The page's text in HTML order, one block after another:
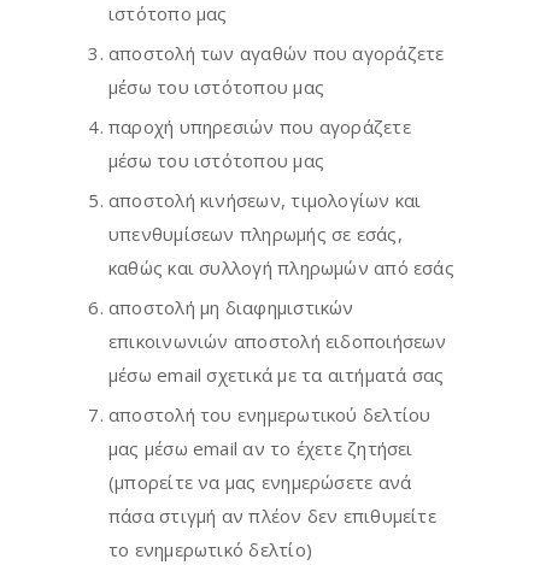
ιστότοπο μας
αποστολή των αγαθών που αγοράζετε
μέσω του ιστότοπου μας
παροχή υπηρεσιών που αγοράζετε
μέσω του ιστότοπου μας
αποστολή κινήσεων, τιμολογίων και
υπενθυμίσεων πληρωμής σε εσάς,
καθώς και συλλογή πληρωμών από εσάς
αποστολή μη διαφημιστικών
επικοινωνιών αποστολή ειδοποιήσεων
μέσω email σχετικά με τα αιτήματά σας
αποστολή του ενημερωτικού δελτίου
μας μέσω email αν το έχετε ζητήσει
(μπορείτε να μας ενημερώσετε ανά
πάσα στιγμή αν πλέον δεν επιθυμείτε
το ενημερωτικό δελτίο)